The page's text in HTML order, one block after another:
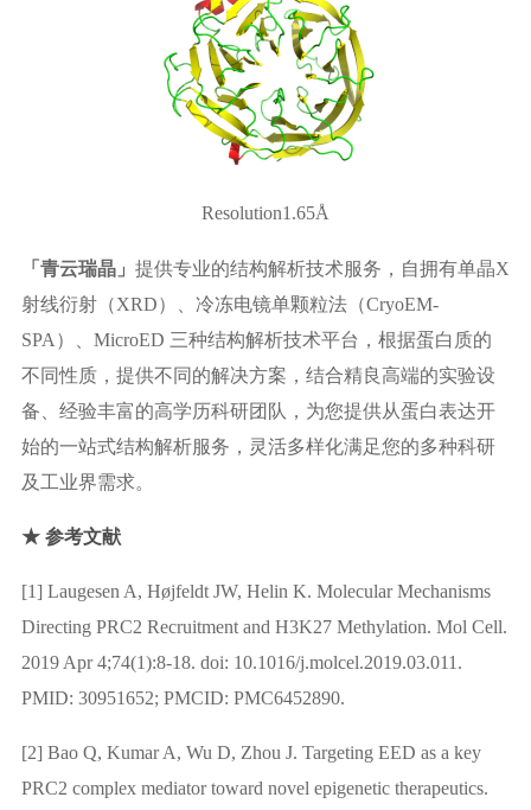
Resolution1.65Å
「青云瑞晶」 提供专业的结构解析技术服务，自拥有单晶X
射线衍射（XRD）、冷冻电镜单颗粒法（CryoEM-
SPA）、MicroED 三种结构解析技术平台，根据蛋白质的
不同性质，提供不同的解决方案，结合精良高端的实验设
备、经验丰富的高学历科研团队，为您提供从蛋白表达开
始的一站式结构解析服务，灵活多样化满足您的多种科研
及工业界需求。
★ 参考文献
[1] Laugesen A, Højfeldt JW, Helin K. Molecular Mechanisms
Directing PRC2 Recruitment and H3K27 Methylation. Mol Cell.
2019 Apr 4;74(1):8-18. doi: 10.1016/j.molcel.2019.03.011.
PMID: 30951652; PMCID: PMC6452890.
[2] Bao Q, Kumar A, Wu D, Zhou J. Targeting EED as a key
PRC2 complex mediator toward novel epigenetic therapeutics.